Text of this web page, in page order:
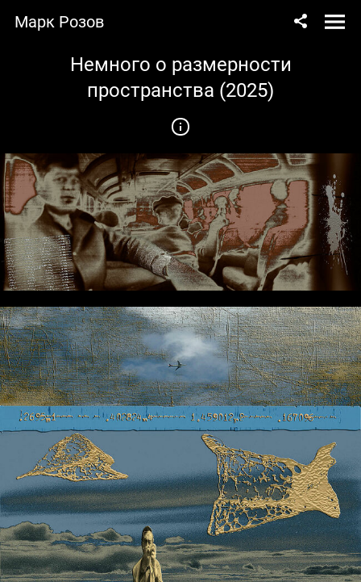
Марк Розов
Немного о размерности
пространства (2025)